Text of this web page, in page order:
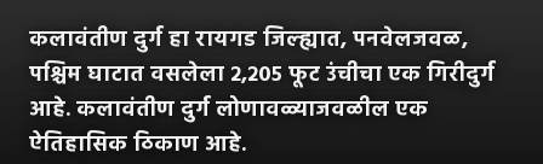
कलावंतीण दुर्ग हा रायगड जिल्ह्यात, पनवेलजवळ,
पश्चिम घाटात वसलेला २,२०५ फूट उंचीचा एक गिरीदुर्ग
आहे. कलावंतीण दुर्ग लोणावळ्याजवळील एक
ऐतिहासिक ठिकाण आहे.